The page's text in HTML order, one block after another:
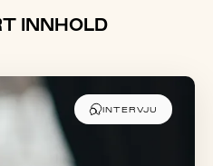
INNHOLD
INTERVJU